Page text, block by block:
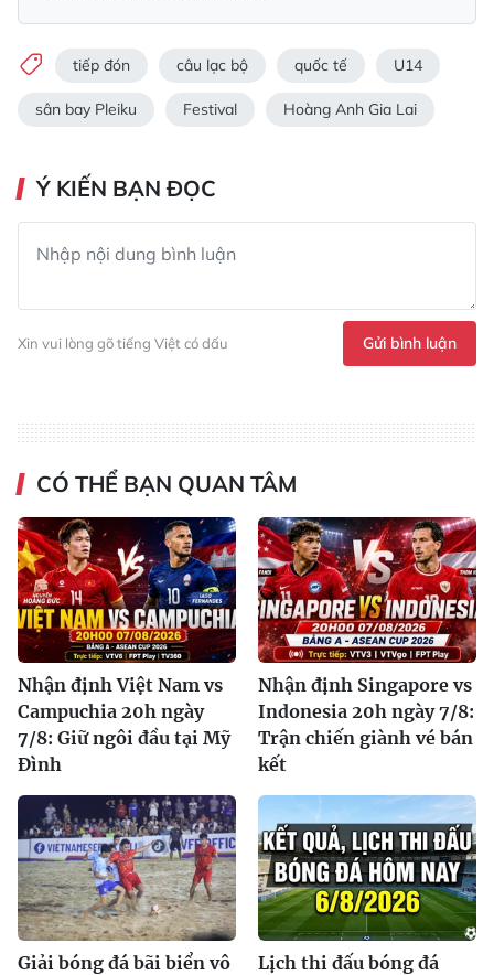
tiếp đón câu lạc bộ quốc tế U14
sân bay Pleiku Festival Hoàng Anh Gia Lai
Ý KIẾN BẠN ĐỌC
Xin vui lòng gõ tiếng Việt có dấu Gửi bình luận
CÓ THỂ BẠN QUAN TÂM
Nhận định Việt Nam vs
Campuchia 20h ngày
7/8: Giữ ngôi đầu tại Mỹ
Đình
Nhận định Singapore vs
Indonesia 20h ngày 7/8:
Trận chiến giành vé bán
kết
Giải bóng đá bãi biển vô
Lịch thi đấu bóng đá